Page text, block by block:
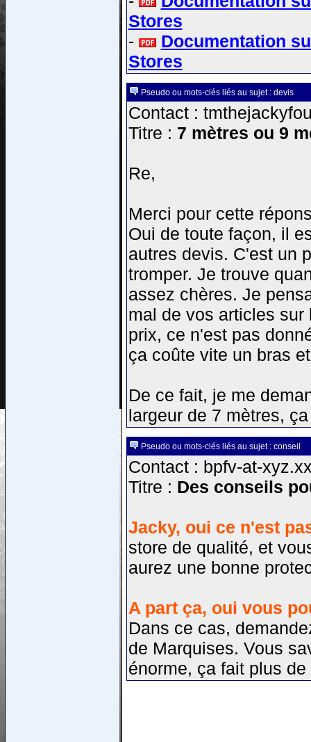
Stores
-
Documentation
Stores
Pseudo ou mots-clés liés au sujet : devis
Contact :
Titre : 7 mètres ou 9
Re,
Merci pour cette
Oui de toute façon, il
autres devis. C'est un
tromper. Je trouve
assez chères. Je
mal de vos articles
prix, ce n'est pas
ça coûte vite un bras
De ce fait, je me
largeur de 7 mètres,
Pseudo ou mots-clés liés au sujet : conseil
Contact : bpfv-at-
Titre : Des conseils
Jacky, oui ce n'est
store de qualité, et
aurez une bonne
A part ça, oui vous
Dans ce cas,
de Marquises. Vous
énorme, ça fait plus